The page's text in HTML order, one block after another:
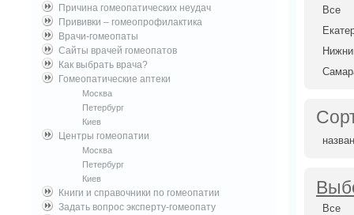
Причина гомеопатических неудач
Прививки – гомеопрофилактика
Врачи-гомеопаты
Сайты врачей гомеопатов
Как выбрать врача?
Гомеопатические аптеки
Москва
Петербург
Киев
Центры гомеопатии
Москва
Петербург
Киев
Книги и справочники по гомеопатии
Задать вопрос эксперту-гомеопату
Все
Все